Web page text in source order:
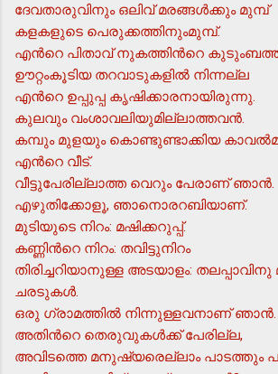
ദേവതാരുവിനും ഒലിവ് മരങ്ങള്‍ക്കും മുമ്പ്
കളകളുടെ പെരുക്കത്തിനുംമുമ്പ്.
എന്‍റെ പിതാവ് നുകത്തിന്‍റെ
ഊറ്റംകൂടിയ തറവാടുകളില്‍ നിന്നല്ല
എന്‍റെ ഉപ്പുപ്പ കൃഷിക്കാരനായിരുന്നു.
കുലവും വംശാവലിയുമില്ലാത്തവന്‍.
കമ്പും മുളയും കൊണ്ടുണ്ടാക്കിയ
എന്‍റെ വീട്.
വീട്ടുപേരില്ലാത്ത വെറും പേരാണ് ഞാന്‍.
എഴുതിക്കോളൂ, ഞാനൊരറബിയാണ്.
മുടിയുടെ നിറം: മഷിക്കറുപ്പ്.
കണ്ണിന്‍റെ നിറം: തവിട്ടുനിറം
തിരിച്ചറിയാനുള്ള അടയാളം:
ചരടുകള്‍.
ഒരു ഗ്രാമത്തില്‍ നിന്നുള്ളവനാണ് ഞാന്‍.
അതിന്‍റെ തെരുവുകള്‍ക്ക് പേരില്ല,
അവിടത്തെ മനുഷ്യരെല്ലാം പാടത്തും